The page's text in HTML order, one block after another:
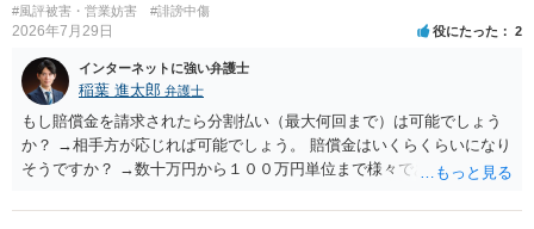
#風評被害・営業妨害
#誹謗中傷
2026年7月29日 役にたった 2
インターネットに強い弁護士
稲葉 進太郎 弁護士
もし賠償金を請求されたら分割払い（最大何回まで）は可能でしょう
か？ →相手方が応じれば可能でしょう。 賠償金はいくらくらいになり
そうですか？ →数十万円から１００万円単位まで様々であり、不明で
渉が行われ、双方合意に至れば支払が開始され、決裂して相手方が訴